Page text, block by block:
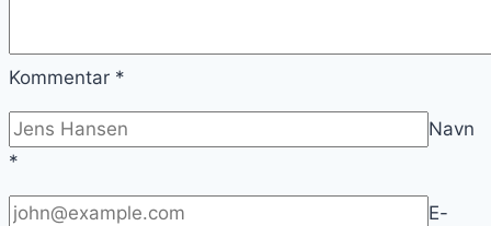
Kommentar *
Navn
*
E-